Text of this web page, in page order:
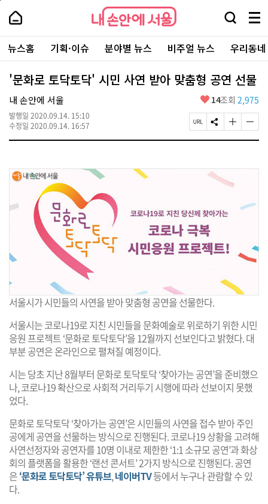
본
로
가
내
손
안
에
서
울
-
서
울
시
대
표
소
털
내
손
에
울
검
창
열
기
메
뉴
전
체
보
기
주
요
서
뉴스홈 기획·이슈 분야별 뉴스 비주얼 뉴스 우리동
'문화로 토닥토닥' 시민 사연 받아 맞춤형 공연 선물
내 손안에 서울
발행일 2020.09.14. 15:10
수정일 2020.09.14. 16:57
좋
요
14조회 2,975
페
이
R
S
N
유
하
기
글
자
크
변
하
글
자
작
하
서울시가 시민들의 사연을 받아 맞춤형 공연을 선물한다.
서울시는 코로나19로 지친 시민들을 문화예술로 위로하기 위한 시민
응원 프로젝트 ‘문화로 토닥토닥’을 12월까지 선보인다고 밝혔다. 대
부분 공연은 온라인으로 펼쳐질 예정이다.
시는 당초 지난 8월부터 문화로 토닥토닥 ‘찾아가는 공연’을 준비했으
나, 코로나19 확산으로 사회적 거리두기 시행에 따라 선보이지 못했
었다.
문화로 토닥토닥 ‘찾아가는 공연’은 시민들의 사연을 접수 받아 주인
공에게 공연을 선물하는 방식으로 진행된다. 코로나19 상황을 고려해
사연선정자와 공연자를 10명 이내로 제한한 ‘1:1 소규모 공연’과 화상
회의 플랫폼을 활용한 ‘랜선 콘서트’ 2가지 방식으로 진행된다. 공연
은‘문화로 토닥토닥’ 유튜브,네이버TV등에서 누구나 관람할 수 있
다.
페
상
단
로